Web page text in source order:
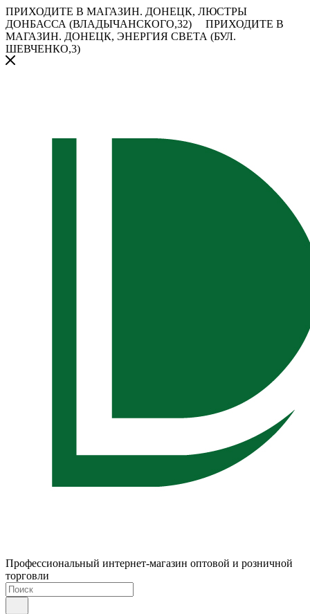
ПРИХОДИТЕ В МАГАЗИН. ДОНЕЦК, ЛЮСТРЫ
ДОНБАССА (ВЛАДЫЧАНСКОГО,32)
ПРИХОДИТЕ В
МАГАЗИН. ДОНЕЦК, ЭНЕРГИЯ СВЕТА (БУЛ.
ШЕВЧЕНКО,3)
Профессиональный интернет-магазин оптовой и розничной
торговли